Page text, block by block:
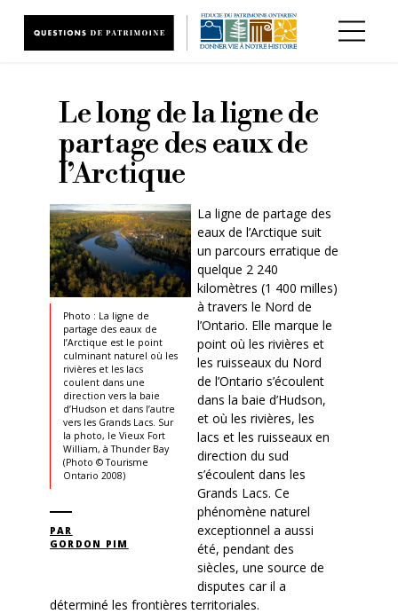
Le long de la ligne de
partage des eaux de
l’Arctique
Photo : La ligne de
partage des eaux de
l’Arctique est le point
culminant naturel où les
rivières et les lacs
coulent dans une
direction vers la baie
d’Hudson et dans l’autre
vers les Grands Lacs. Sur
la photo, le Vieux Fort
William, à Thunder Bay
(Photo © Tourisme
Ontario 2008)
PAR
GORDON PIM
La ligne de partage des
eaux de l’Arctique suit
un parcours erratique de
quelque 2 240
kilomètres (1 400 milles)
à travers le Nord de
l’Ontario. Elle marque le
point où les rivières et
les ruisseaux du Nord
de l’Ontario s’écoulent
dans la baie d’Hudson,
et où les rivières, les
lacs et les ruisseaux en
direction du sud
s’écoulent dans les
Grands Lacs. Ce
phénomène naturel
exceptionnel a aussi
été, pendant des
siècles, une source de
disputes car il a
déterminé les frontières territoriales.